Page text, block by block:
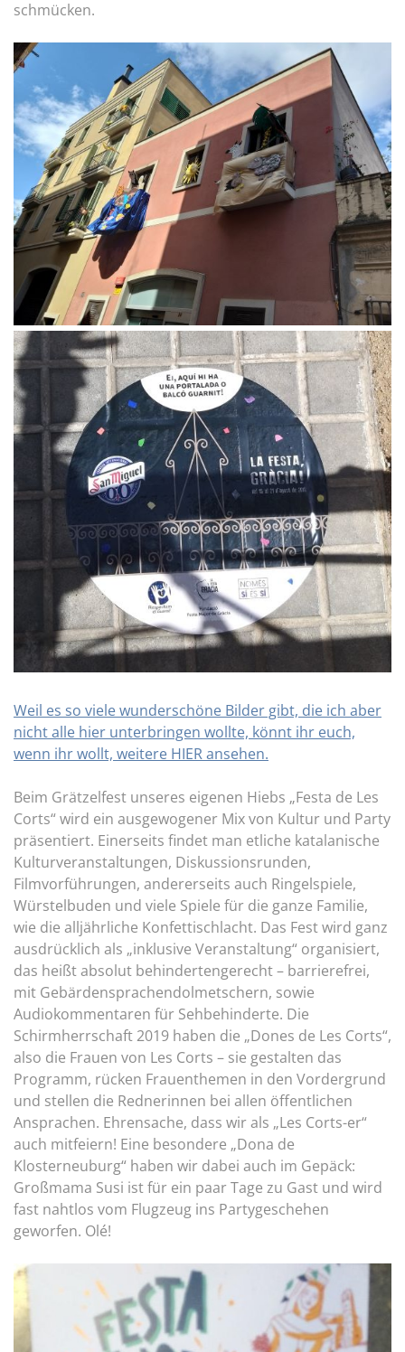
schmücken.
Weil es so viele wunderschöne Bilder gibt, die ich aber
nicht alle hier unterbringen wollte, könnt ihr euch,
wenn ihr wollt, weitere HIER ansehen.
Beim Grätzelfest unseres eigenen Hiebs „Festa de Les
Corts“ wird ein ausgewogener Mix von Kultur und Party
präsentiert. Einerseits findet man etliche katalanische
Kulturveranstaltungen, Diskussionsrunden,
Filmvorführungen, andererseits auch Ringelspiele,
Würstelbuden und viele Spiele für die ganze Familie,
wie die alljährliche Konfettischlacht. Das Fest wird ganz
ausdrücklich als „inklusive Veranstaltung“ organisiert,
das heißt absolut behindertengerecht – barrierefrei,
mit Gebärdensprachendolmetschern, sowie
Audiokommentaren für Sehbehinderte. Die
Schirmherrschaft 2019 haben die „Dones de Les Corts“,
also die Frauen von Les Corts – sie gestalten das
Programm, rücken Frauenthemen in den Vordergrund
und stellen die Rednerinnen bei allen öffentlichen
Ansprachen. Ehrensache, dass wir als „Les Corts-er“
auch mitfeiern! Eine besondere „Dona de
Klosterneuburg“ haben wir dabei auch im Gepäck:
Großmama Susi ist für ein paar Tage zu Gast und wird
fast nahtlos vom Flugzeug ins Partygeschehen
geworfen. Olé!